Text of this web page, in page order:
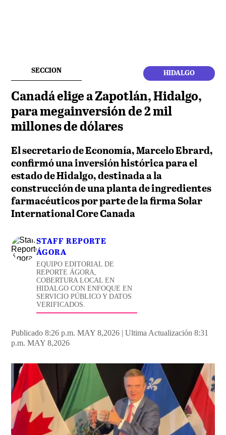
SECCION HIDALGO
Canadá elige a Zapotlán, Hidalgo,
para megainversión de 2 mil
millones de dólares
El secretario de Economía, Marcelo Ebrard,
confirmó una inversión histórica para el
estado de Hidalgo, destinada a la
construcción de una planta de ingredientes
farmacéuticos por parte de la firma Solar
International Core Canada
STAFF REPORTE
ÁGORA
EQUIPO EDITORIAL DE
REPORTE ÁGORA,
COBERTURA LOCAL EN
HIDALGO CON ENFOQUE EN
SERVICIO PÚBLICO Y DATOS
VERIFICADOS.
Publicado 8:26 p.m. MAY 8,2026 | Ultima Actualización 8:31
p.m. MAY 8,2026